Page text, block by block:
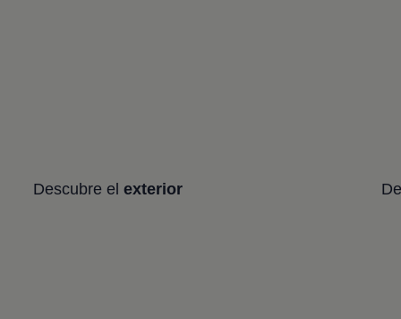
Descubre el exterior